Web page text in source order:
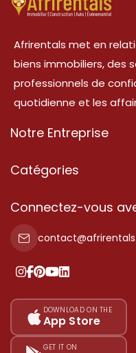
Afrirentals met en
biens immobiliers, des
professionnels de
quotidienne et les
Notre Entreprise
À Propos
Conditions d'Utilisation
Politique de
Nos tarifs
Plan du site
Catégories
Propriété
Propriété à vendre
Propriété à louer
Ajoutez votre
Connectez-vous
DOWNLOAD ON THE
App Store
GET IT ON